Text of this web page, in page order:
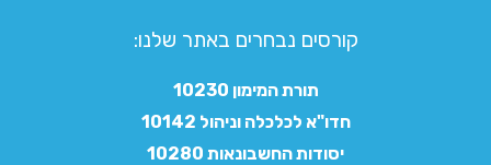
קורסים נבחרים באתר שלנו:​
תורת המימון 10230
חדו"א לכלכלה וניהול 10142
יסודות החשבונאות 10280